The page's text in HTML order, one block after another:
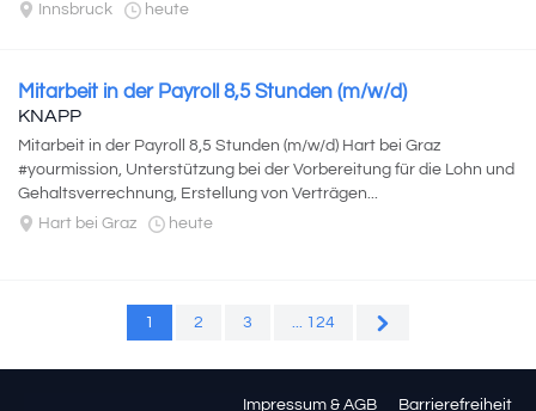
Innsbruck
heute
Mitarbeit in der Payroll 8,5 Stunden (m/w/d)
KNAPP
Mitarbeit in der Payroll 8,5 Stunden (m/w/d) Hart bei Graz
#yourmission, Unterstützung bei der Vorbereitung für die Lohn und
Gehaltsverrechnung, Erstellung von Verträgen...
Hart bei Graz
heute
1 2 3 ... 124
Impressum & AGB Barrierefreiheit